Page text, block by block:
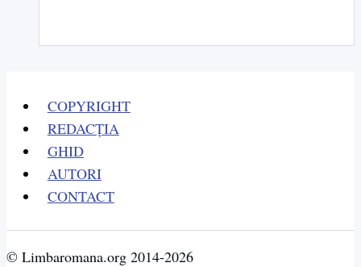
un
COPYRIGHT
REDACȚIA
GHID
AUTORI
CONTACT
© Limbaromana.org 2014-2026